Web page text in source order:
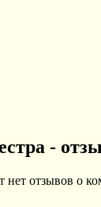
-
отзывов о